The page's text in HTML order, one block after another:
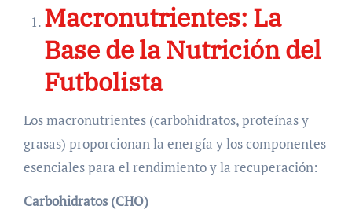
Macronutrientes: La
Base de la Nutrición del
Futbolista
Los macronutrientes (carbohidratos, proteínas y
grasas) proporcionan la energía y los componentes
esenciales para el rendimiento y la recuperación:
Carbohidratos (CHO)